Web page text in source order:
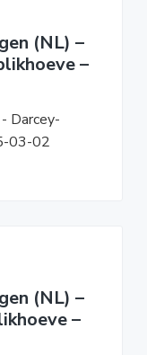
(NL) –
–
Darcey-
03-02
(NL) –
–